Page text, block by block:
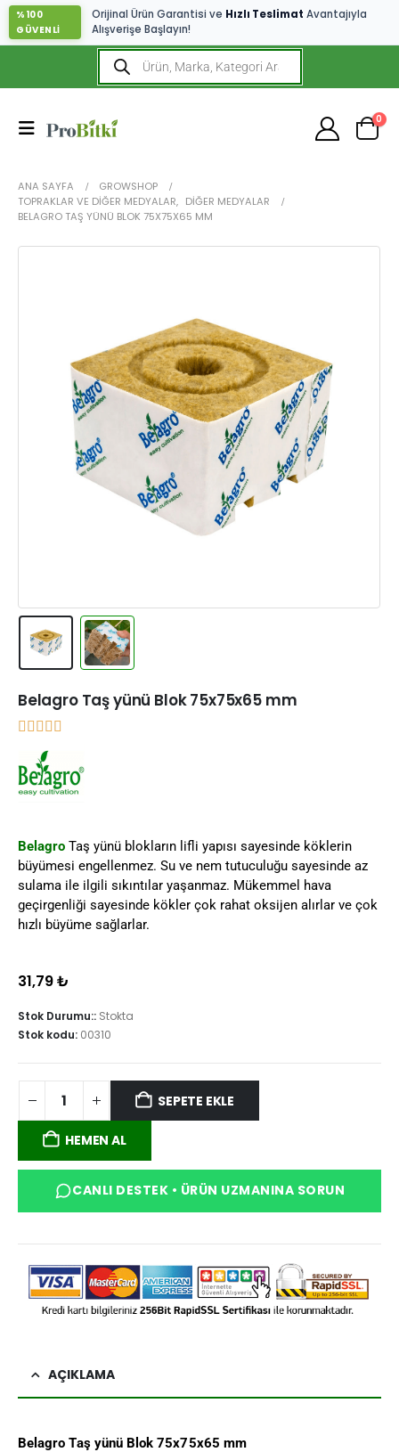
%100
GÜVENLİ
Orijinal Ürün Garantisi ve Hızlı Teslimat Avantajıyla
Alışverişe Başlayın!
0
ANA SAYFA
GROWSHOP
TOPRAKLAR VE DIĞER MEDYALAR, DIĞER MEDYALAR
BELAGRO TAŞ YÜNÜ BLOK 75X75X65 MM
Belagro Taş yünü Blok 75x75x65 mm
Belagro Taş yünü blokların lifli yapısı sayesinde köklerin
büyümesi engellenmez. Su ve nem tutuculuğu sayesinde az
sulama ile ilgili sıkıntılar yaşanmaz. Mükemmel hava
geçirgenliği sayesinde kökler çok rahat oksijen alırlar ve çok
hızlı büyüme sağlarlar.
31,79₺
Stok Durumu:: Stokta
Stok kodu: 00310
SEPETE EKLE
HEMEN AL
CANLI DESTEK • ÜRÜN UZMANINA SORUN
AÇIKLAMA
Belagro Taş yünü Blok 75x75x65 mm